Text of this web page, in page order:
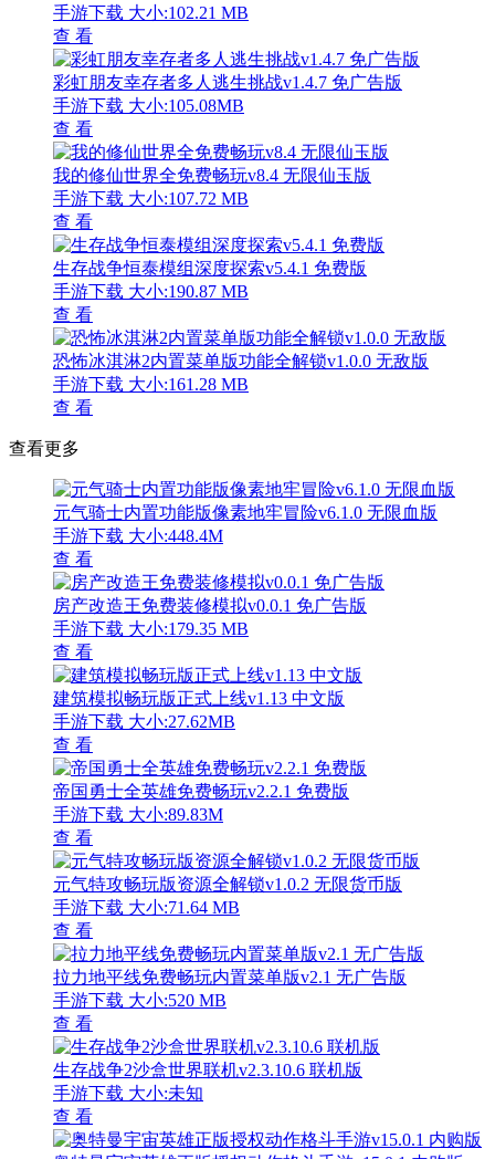
手游下载 大小:102.21 MB
查 看
彩虹朋友幸存者多人逃生挑战v1.4.7 免广告版
手游下载 大小:105.08MB
查 看
我的修仙世界全免费畅玩v8.4 无限仙玉版
手游下载 大小:107.72 MB
查 看
生存战争恒泰模组深度探索v5.4.1 免费版
手游下载 大小:190.87 MB
查 看
恐怖冰淇淋2内置菜单版功能全解锁v1.0.0 无敌版
手游下载 大小:161.28 MB
查 看
查看更多
元气骑士内置功能版像素地牢冒险v6.1.0 无限血版
手游下载 大小:448.4M
查 看
房产改造王免费装修模拟v0.0.1 免广告版
手游下载 大小:179.35 MB
查 看
建筑模拟畅玩版正式上线v1.13 中文版
手游下载 大小:27.62MB
查 看
帝国勇士全英雄免费畅玩v2.2.1 免费版
手游下载 大小:89.83M
查 看
元气特攻畅玩版资源全解锁v1.0.2 无限货币版
手游下载 大小:71.64 MB
查 看
拉力地平线免费畅玩内置菜单版v2.1 无广告版
手游下载 大小:520 MB
查 看
生存战争2沙盒世界联机v2.3.10.6 联机版
手游下载 大小:未知
查 看